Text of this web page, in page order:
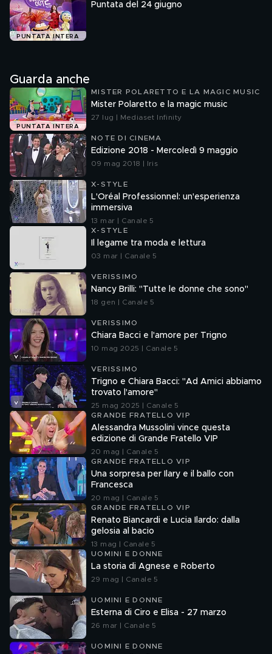
PUNTATA INTERA
Puntata del 24 giugno
Guarda anche
PUNTATA INTERA
MISTER POLARETTO E LA MAGIC MUSIC
Mister Polaretto e la magic music
27 lug | Mediaset Infinity
NOTE DI CINEMA
Edizione 2018 - Mercoledì 9 maggio
09 mag 2018 | Iris
X-STYLE
L'Oréal Professionnel: un'esperienza
immersiva
13 mar | Canale 5
X-STYLE
Il legame tra moda e lettura
03 mar | Canale 5
VERISSIMO
Nancy Brilli: "Tutte le donne che sono"
18 gen | Canale 5
VERISSIMO
Chiara Bacci e l'amore per Trigno
10 mag 2025 | Canale 5
VERISSIMO
Trigno e Chiara Bacci: "Ad Amici abbiamo
trovato l'amore"
25 mag 2025 | Canale 5
GRANDE FRATELLO VIP
Alessandra Mussolini vince questa
edizione di Grande Fratello VIP
20 mag | Canale 5
GRANDE FRATELLO VIP
Una sorpresa per Ilary e il ballo con
Francesca
20 mag | Canale 5
GRANDE FRATELLO VIP
Renato Biancardi e Lucia Ilardo: dalla
gelosia al bacio
13 mag | Canale 5
UOMINI E DONNE
La storia di Agnese e Roberto
29 mag | Canale 5
UOMINI E DONNE
Esterna di Ciro e Elisa - 27 marzo
26 mar | Canale 5
UOMINI E DONNE